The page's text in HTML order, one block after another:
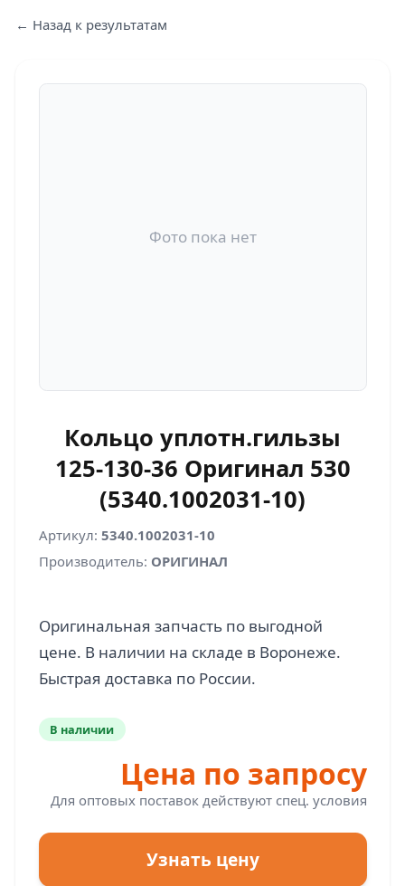
← Назад к результатам
Фото пока нет
Кольцо уплотн.гильзы
125-130-36 Оригинал 530
(5340.1002031-10)
Артикул: 5340.1002031-10
Производитель: ОРИГИНАЛ
Оригинальная запчасть по выгодной
цене. В наличии на складе в Воронеже.
В наличии
Цена по запросу
Для оптовых поставок действуют спец. условия
Узнать цену